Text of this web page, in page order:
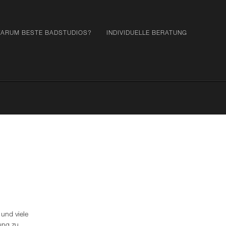
BESTE BADSTUDIOS? INDIVIDUELLE BERATUNG
viele
zu